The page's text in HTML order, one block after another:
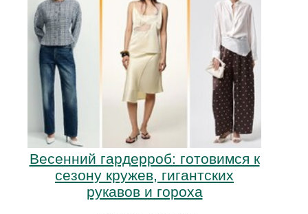
Весенний гардерроб: готовимся к
сезону кружев, гигантских
рукавов и гороха